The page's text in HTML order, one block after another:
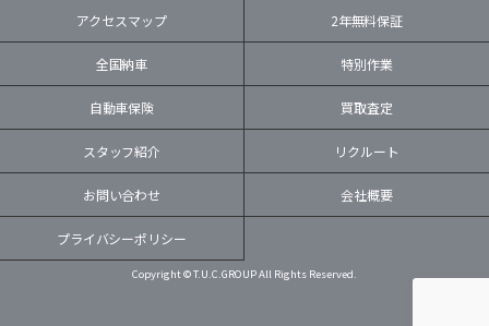
アクセスマップ 2年無料保証
全国納車 特別作業
自動車保険 買取査定
スタッフ紹介 リクルート
お問い合わせ 会社概要
プライバシーポリシー
Copyright © T.U.C.GROUP All Rights Reserved.